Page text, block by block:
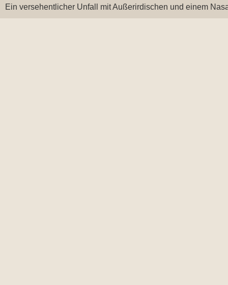
Ein versehentlicher Unfall mit Außerirdischen und einem